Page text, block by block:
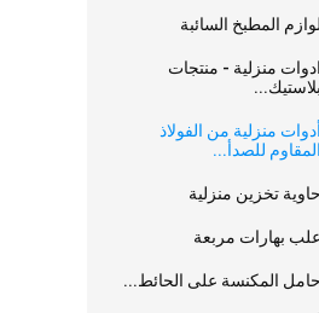
لوازم المطبخ السائبة
ادوات منزلية - منتجات
بلاستيك...
أدوات منزلية من الفولاذ
المقاوم للصدأ...
حاوية تخزين منزلية
علب بهارات مربعة
حامل المكنسة على الحائط...